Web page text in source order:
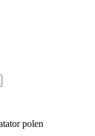
polen